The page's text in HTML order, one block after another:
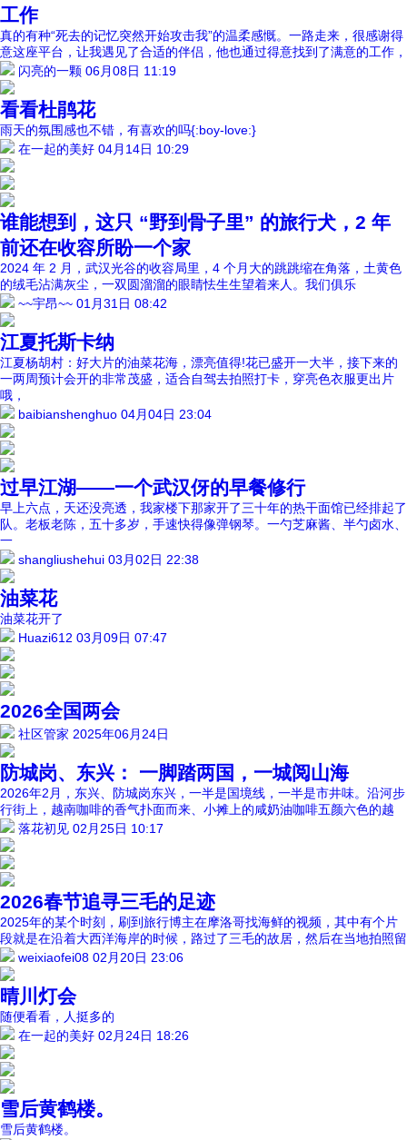
工作
真的有种“死去的记忆突然开始攻击我”的温柔感慨。一路走来，很感谢得
意这座平台，让我遇见了合适的伴侣，他也通过得意找到了满意的工作，
闪亮的一颗 06月08日 11:19
看看杜鹃花
雨天的氛围感也不错，有喜欢的吗{:boy-love:}
在一起的美好 04月14日 10:29
谁能想到，这只 “野到骨子里” 的旅行犬，2 年
前还在收容所盼一个家
2024 年 2 月，武汉光谷的收容局里，4 个月大的跳跳缩在角落，土黄色
的绒毛沾满灰尘，一双圆溜溜的眼睛怯生生望着来人。我们俱乐
~~宇昂~~ 01月31日 08:42
江夏托斯卡纳
江夏杨胡村：好大片的油菜花海，漂亮值得!花已盛开一大半，接下来的
一两周预计会开的非常茂盛，适合自驾去拍照打卡，穿亮色衣服更出片
哦，
baibianshenghuo 04月04日 23:04
过早江湖——一个武汉伢的早餐修行
早上六点，天还没亮透，我家楼下那家开了三十年的热干面馆已经排起了
队。老板老陈，五十多岁，手速快得像弹钢琴。一勺芝麻酱、半勺卤水、
一
shangliushehui 03月02日 22:38
油菜花
油菜花开了
Huazi612 03月09日 07:47
2026全国两会
社区管家 2025年06月24日
防城岗、东兴： 一脚踏两国，一城阅山海
2026年2月，东兴、防城岗东兴，一半是国境线，一半是市井味。沿河步
行街上，越南咖啡的香气扑面而来、小摊上的咸奶油咖啡五颜六色的越
落花初见 02月25日 10:17
2026春节追寻三毛的足迹
2025年的某个时刻，刷到旅行博主在摩洛哥找海鲜的视频，其中有个片
段就是在沿着大西洋海岸的时候，路过了三毛的故居，然后在当地拍照留
weixiaofei08 02月20日 23:06
晴川灯会
随便看看，人挺多的
在一起的美好 02月24日 18:26
雪后黄鹤楼。
雪后黄鹤楼。